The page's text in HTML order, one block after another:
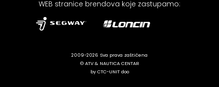
WEB stranice brendova koje zastupamo:
2009-2026 Sva prava zaštićena
© ATV & NAUTICA CENTAR
by CTC-UNIT doo